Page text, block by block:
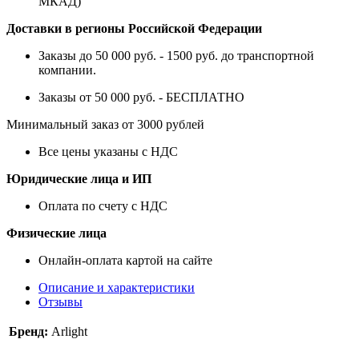
Доставки в регионы Российской Федерации
Заказы до 50 000 руб. - 1500 руб. до транспортной
компании.
Заказы от 50 000 руб. - БЕСПЛАТНО
Минимальный заказ от 3000 рублей
Все цены указаны с НДС
Юридические лица и ИП
Оплата по счету с НДС
Физические лица
Онлайн-оплата картой на сайте
Описание и характеристики
Отзывы
Бренд: Arlight